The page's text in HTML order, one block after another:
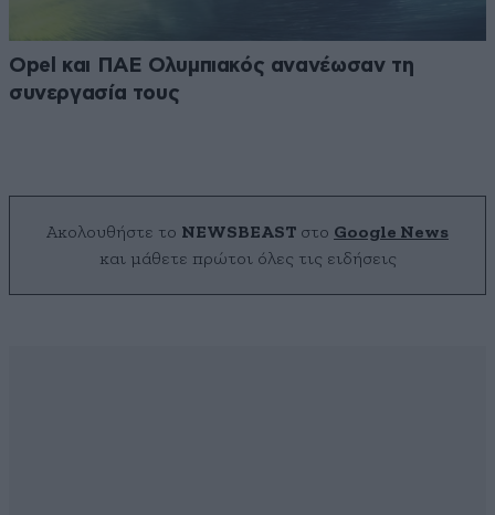
Opel και ΠΑΕ Ολυμπιακός ανανέωσαν τη
συνεργασία τους
Ακολουθήστε το NEWSBEAST στο Google News
και μάθετε πρώτοι όλες τις ειδήσεις